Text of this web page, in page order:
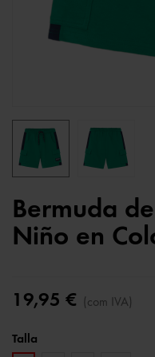
Bermuda
Niño en
19,95 € (com IVA)
Talla